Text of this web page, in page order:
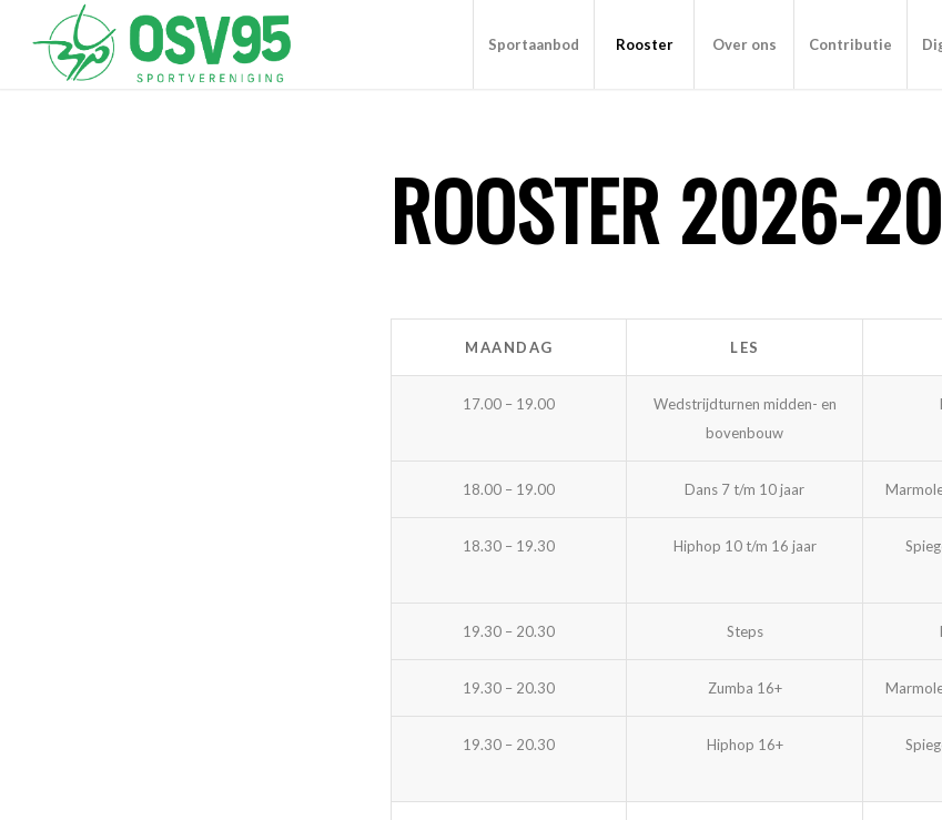
Sportaanbod Rooster Over ons Contributie
ROOSTER 2026-
MAANDAG LES
17.00 – 19.00
Wedstrijdturnen midden- en
bovenbouw
18.00 – 19.00 Dans 7 t/m 10 jaar
18.30 – 19.30 Hiphop 10 t/m 16 jaar
19.30 – 20.30 Steps
19.30 – 20.30 Zumba 16+
19.30 – 20.30 Hiphop 16+